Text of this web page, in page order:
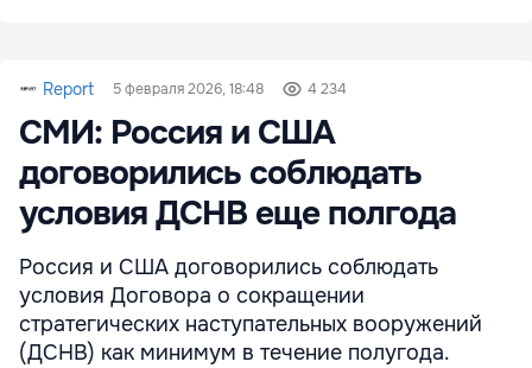
Report 5 февраля 2026, 18:48 4 234
СМИ: Россия и США
договорились соблюдать
условия ДСНВ еще полгода
Россия и США договорились соблюдать
условия Договора о сокращении
стратегических наступательных вооружений
(ДСНВ) как минимум в течение полугода.